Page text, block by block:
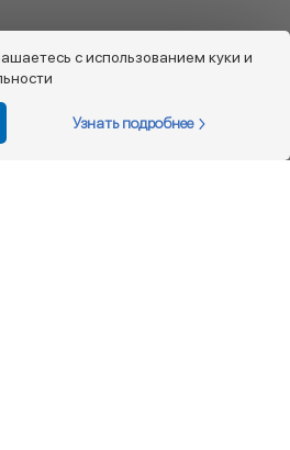
с использованием куки и
Узнать подробнее